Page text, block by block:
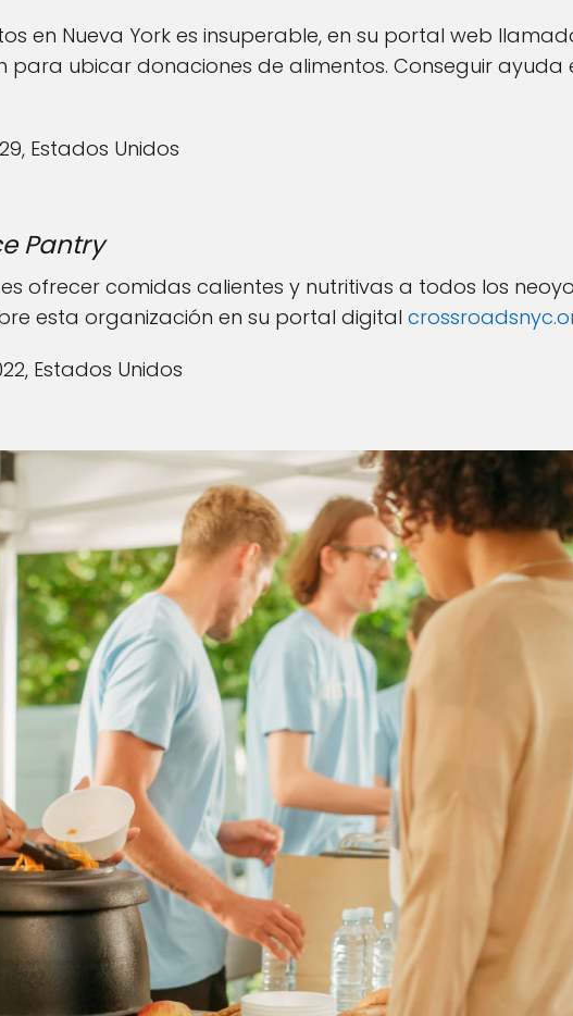
en Nueva York es insuperable, en su portal web
para ubicar donaciones de alimentos. Conseguir ayuda
Estados Unidos
Pantry
ofrecer comidas calientes y nutritivas a todos los
esta organización en su portal digital
Estados Unidos